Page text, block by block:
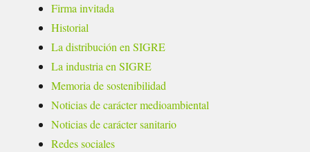
Firma invitada
Historial
La distribución en SIGRE
La industria en SIGRE
Memoria de sostenibilidad
Noticias de carácter medioambiental
Noticias de carácter sanitario
Redes sociales